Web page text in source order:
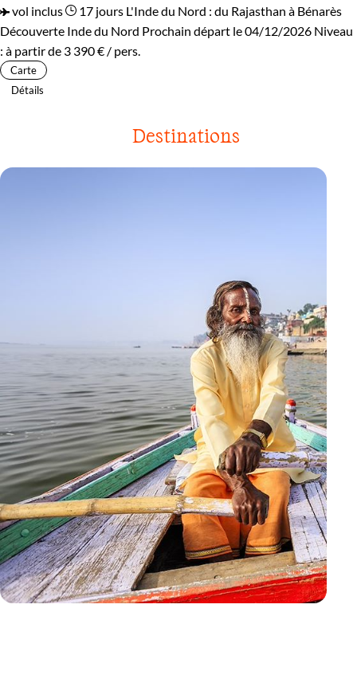
vol inclus
17 jours L'Inde du Nord : du Rajasthan à Bénarès
Découverte Inde du Nord Prochain départ le 04/12/2026 Niveau
: à partir de 3 390 € / pers.
Carte
Détails
Destinations